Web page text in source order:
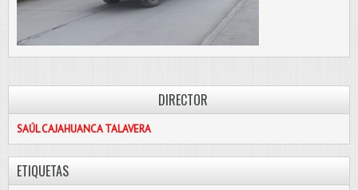
DIRECTOR
SAÚL CAJAHUANCA TALAVERA
ETIQUETAS